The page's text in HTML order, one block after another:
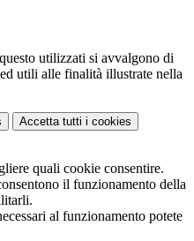
utilizzati si avvalgono di
utili alle finalità illustrate nella
Accetta tutti i cookies
quali cookie consentire.
il funzionamento della
al funzionamento potete